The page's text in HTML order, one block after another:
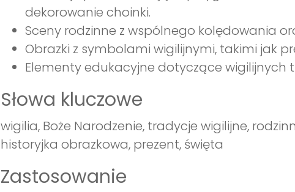
dekorowanie choinki.
Sceny rodzinne z wspólnego kolędowania
Obrazki z symbolami wigilijnymi, takimi jak
Elementy edukacyjne dotyczące wigilijnych
Słowa kluczowe
wigilia, Boże Narodzenie, tradycje wigilijne,
historyjka obrazkowa, prezent, święta
Zastosowanie